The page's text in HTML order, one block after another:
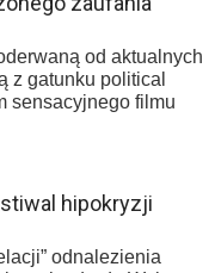
od aktualnych
z gatunku political
sensacyjnego filmu
hipokryzji
odnalezienia